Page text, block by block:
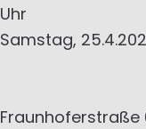
Uhr
Samstag,
Fraunhoferstraße